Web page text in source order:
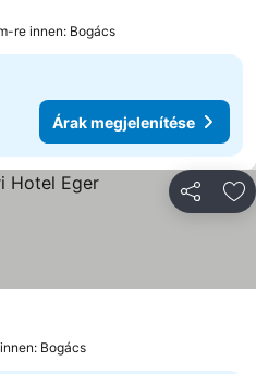
re innen: Bogács
Árak megjelenítése
Bogács